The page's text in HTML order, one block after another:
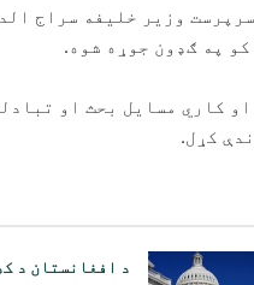
۱۴۰۵) د کورنیو چارو سرپرست وزیر خلیفه
په ګډون جوړه شوه.
کاري مسایل بحث او
کړل.
د افغانستان د